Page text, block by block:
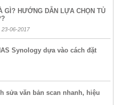
GÌ? HƯỚNG DẪN LỰA CHỌN TỦ
23-06-2017
Synology dựa vào cách đặt
sửa văn bản scan nhanh, hiệu